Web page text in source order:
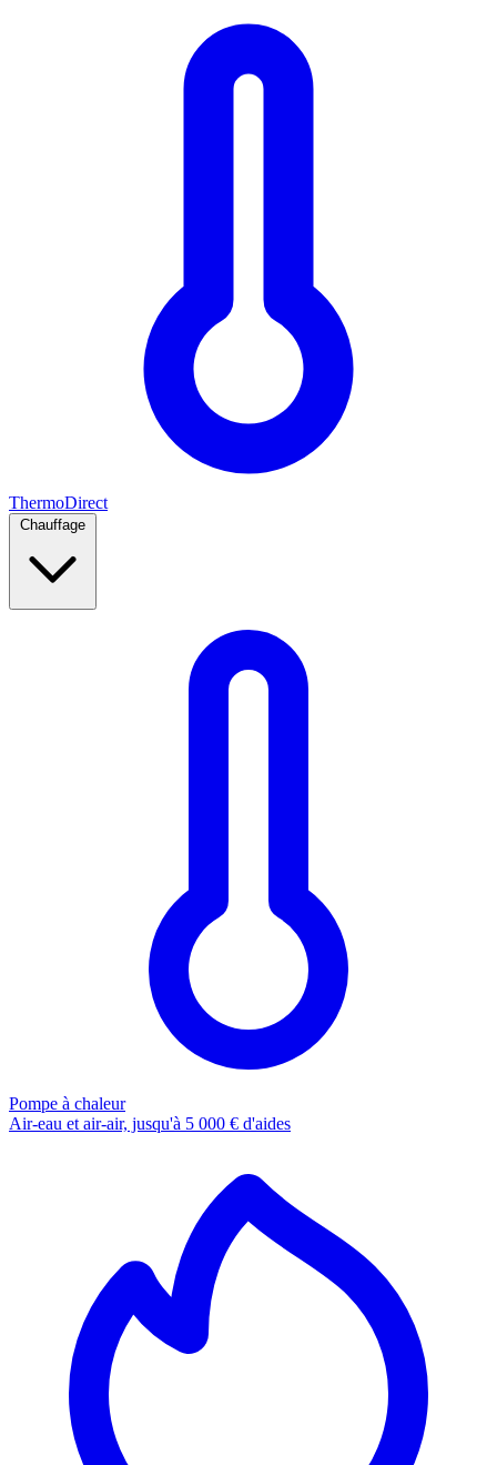
ThermoDirect
Pompe à chaleur
Air-eau et air-air, jusqu'à 5 000 € d'aides